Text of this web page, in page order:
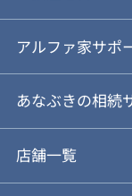
ご売却の流れ
あなぶきの仲介
あなぶきの買取
ご購入ガイド
物件を探す
購入の流れ
アルファ家サポ
あなぶきの相続
店舗一覧